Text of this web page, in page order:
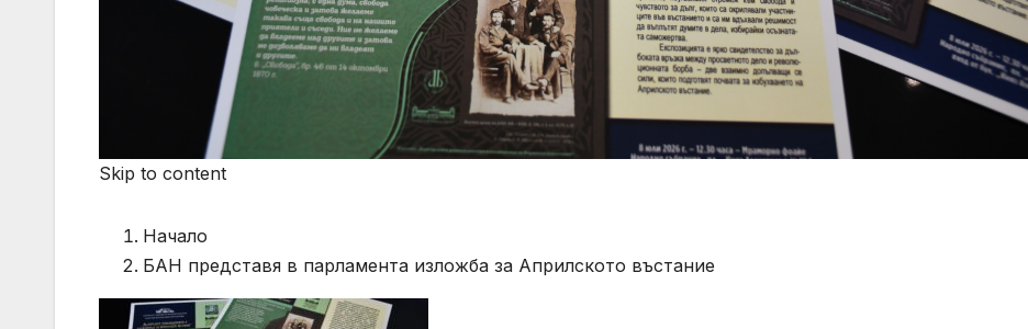
Skip to content
Начало
БАН представя в парламента изложба за Априлското въстание